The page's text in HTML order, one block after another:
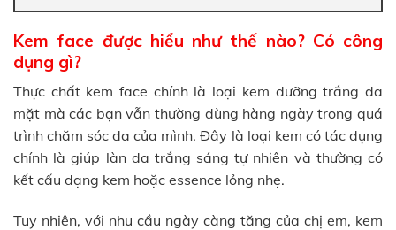
Kem face được hiểu như thế nào? Có công
dụng gì?
Thực chất kem face chính là loại kem dưỡng trắng da
mặt mà các bạn vẫn thường dùng hàng ngày trong quá
trình chăm sóc da của mình. Đây là loại kem có tác dụng
chính là giúp làn da trắng sáng tự nhiên và thường có
kết cấu dạng kem hoặc essence lỏng nhẹ.
Tuy nhiên, với nhu cầu ngày càng tăng của chị em, kem